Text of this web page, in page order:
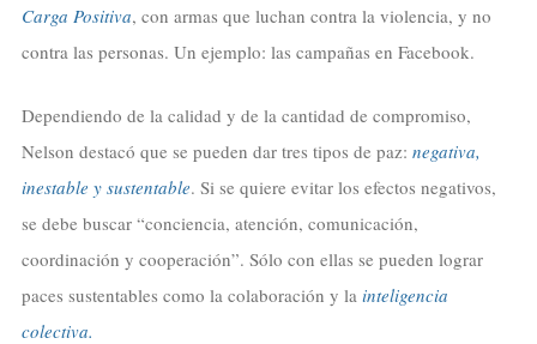
Carga Positiva, con armas que luchan contra la violencia, y no
contra las personas. Un ejemplo: las campañas en Facebook.
Dependiendo de la calidad y de la cantidad de compromiso,
Nelson destacó que se pueden dar tres tipos de paz: negativa,
inestable y sustentable. Si se quiere evitar los efectos negativos,
se debe buscar “conciencia, atención, comunicación,
coordinación y cooperación”. Sólo con ellas se pueden lograr
paces sustentables como la colaboración y la inteligencia
colectiva.